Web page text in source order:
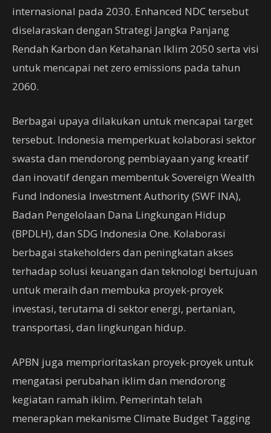
internasional pada 2030. Enhanced NDC tersebut
diselaraskan dengan Strategi Jangka Panjang
Rendah Karbon dan Ketahanan Iklim 2050 serta visi
untuk mencapai net zero emissions pada tahun
2060.
Berbagai upaya dilakukan untuk mencapai target
tersebut. Indonesia memperkuat kolaborasi sektor
swasta dan mendorong pembiayaan yang kreatif
dan inovatif dengan membentuk Sovereign Wealth
Fund Indonesia Investment Authority (SWF INA),
Badan Pengelolaan Dana Lingkungan Hidup
(BPDLH), dan SDG Indonesia One. Kolaborasi
berbagai stakeholders dan peningkatan akses
terhadap solusi keuangan dan teknologi bertujuan
untuk meraih dan membuka proyek-proyek
investasi, terutama di sektor energi, pertanian,
transportasi, dan lingkungan hidup.
APBN juga memprioritaskan proyek-proyek untuk
mengatasi perubahan iklim dan mendorong
kegiatan ramah iklim. Pemerintah telah
menerapkan mekanisme Climate Budget Tagging